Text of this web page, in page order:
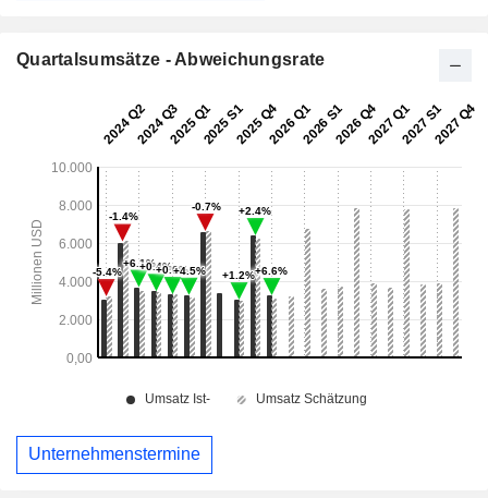
Quartalsumsätze - Abweichungsrate
Unternehmenstermine